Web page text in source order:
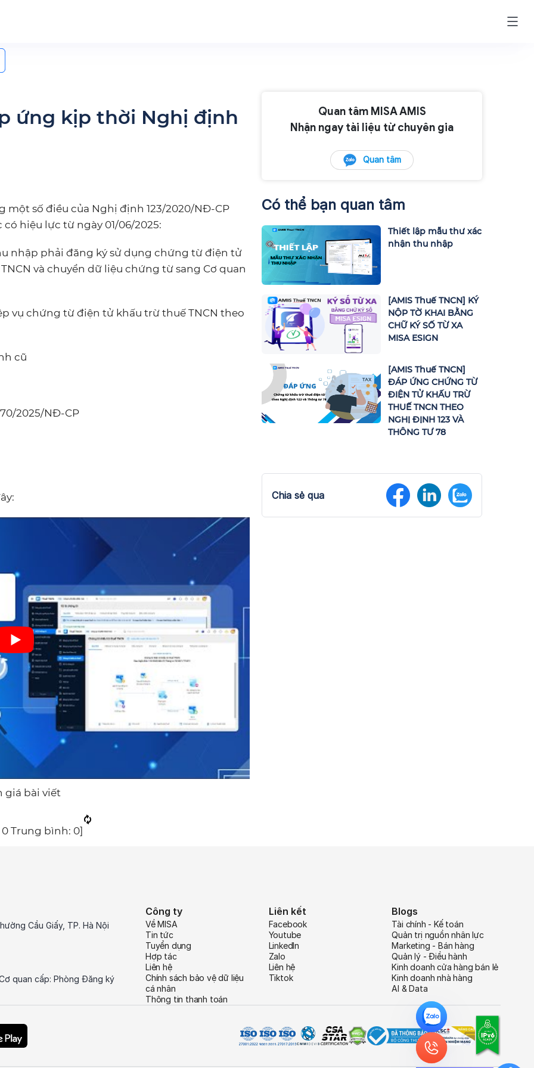
ứng kịp thời Nghị định
một số điều của Nghị định 123/2020/NĐ-CP
hiệu lực từ ngày 01/06/2025:
nhập phải đăng ký sử dụng chứng từ điện tử
và chuyển dữ liệu chứng từ sang Cơ quan
vụ chứng từ điện tử khấu trừ thuế TNCN theo
cũ
2025/NĐ-CP
giá bài viết
0 Trung bình: 0]
Quan tâm MISA AMIS
Nhận ngay tài liệu từ chuyên gia
Quan tâm
Có thể bạn quan tâm
Thiết lập mẫu thư xác
nhận thu nhập
[AMIS Thuế TNCN] KÝ
NỘP TỜ KHAI BẰNG
CHỮ KÝ SỐ TỪ XA
MISA ESIGN
[AMIS Thuế TNCN]
ĐÁP ỨNG CHỨNG TỪ
ĐIỆN TỬ KHẤU TRỪ
THUẾ TNCN THEO
NGHỊ ĐỊNH 123 VÀ
THÔNG TƯ 78
Chia sẻ qua
Cầu Giấy, TP. Hà Nội
quan cấp: Phòng Đăng ký
Công ty
Về MISA
Tin tức
Tuyển dụng
Hợp tác
Liên hệ
Chính sách bảo vệ dữ liệu
cá nhân
Thông tin thanh toán
Liên kết
Facebook
Youtube
LinkedIn
Zalo
Liên hệ
Tiktok
Blogs
Tài chính - Kế toán
Quản trị nguồn nhân lực
Marketing - Bán hàng
Quản lý - Điều hành
Kinh doanh cửa hàng bán lẻ
Kinh doanh nhà hàng
AI & Data